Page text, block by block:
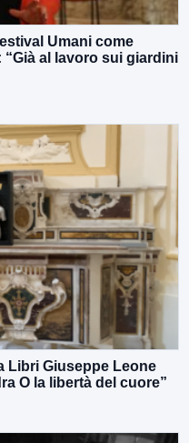
Umani come
al lavoro sui giardini
Libri Giuseppe Leone
O la libertà del cuore”